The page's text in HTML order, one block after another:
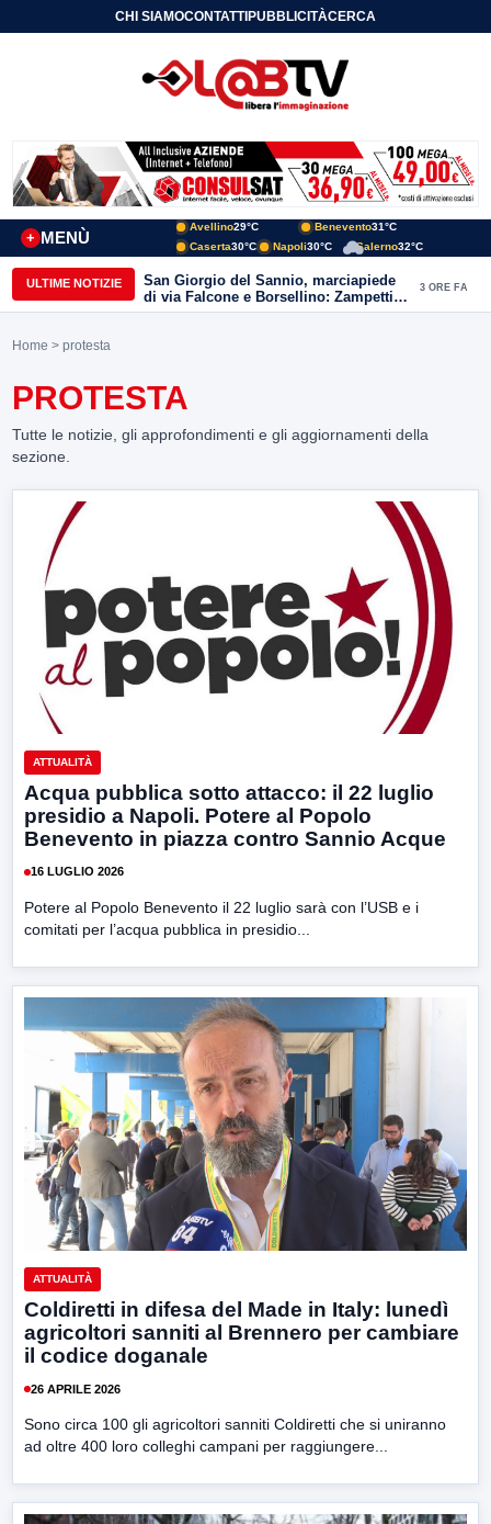
CHI SIAMOCONTATTIPUBBLICITÀCERCA
MENÙ
+
Avellino29°C Benevento31°C
Caserta30°C Napoli30°C Salerno32°C
ULTIME NOTIZIE
San Giorgio del Sannio, marciapiede
di via Falcone e Borsellino: Zampetti e
Lombardi replicano alle polemiche
3 ORE FA
Home > protesta
PROTESTA
Tutte le notizie, gli approfondimenti e gli aggiornamenti della
sezione.
ATTUALITÀ
Acqua pubblica sotto attacco: il 22 luglio
presidio a Napoli. Potere al Popolo
Benevento in piazza contro Sannio Acque
16 LUGLIO 2026
Potere al Popolo Benevento il 22 luglio sarà con l’USB e i
comitati per l’acqua pubblica in presidio...
ATTUALITÀ
Coldiretti in difesa del Made in Italy: lunedì
agricoltori sanniti al Brennero per cambiare
il codice doganale
26 APRILE 2026
Sono circa 100 gli agricoltori sanniti Coldiretti che si uniranno
ad oltre 400 loro colleghi campani per raggiungere...